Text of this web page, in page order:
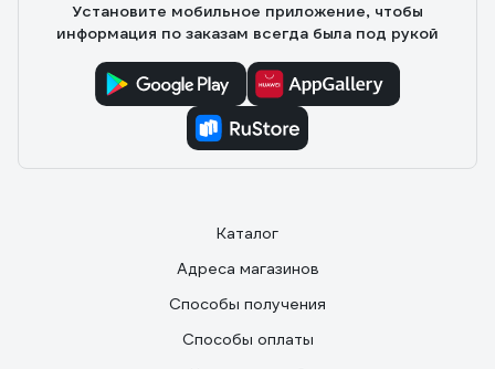
Установите мобильное приложение, чтобы
информация по заказам всегда была под рукой
Каталог
Адреса магазинов
Способы получения
Способы оплаты